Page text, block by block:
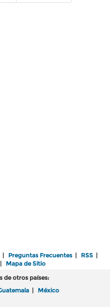
| Preguntas Frecuentes | RSS |
Mapa de Sitio
de otros países:
| México